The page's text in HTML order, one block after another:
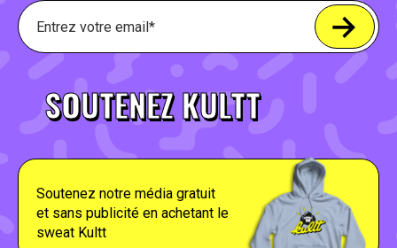
SOUTENEZ KULTT
Soutenez notre média gratuit
et sans publicité en achetant le
sweat Kultt